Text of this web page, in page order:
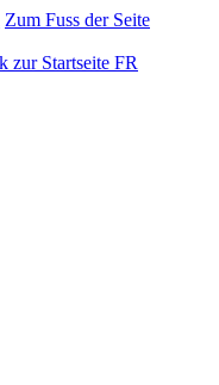
Zum Fuss der Seite
FR